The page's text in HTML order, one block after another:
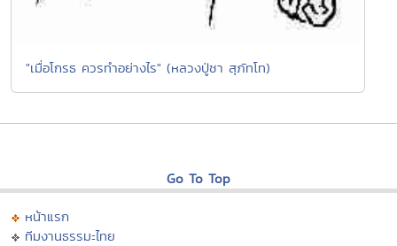
"เมื่อโกรธ ควรทำอย่างไร" (หลวงปู่ชา สุภัทโท)
Go To Top
หน้าแรก
ทีมงานธรรมะไทย